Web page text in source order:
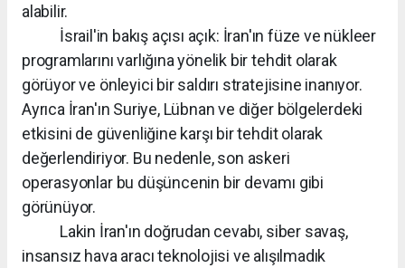
alabilir.
İsrail'in bakış açısı açık: İran'ın füze ve nükleer
programlarını varlığına yönelik bir tehdit olarak
görüyor ve önleyici bir saldırı stratejisine inanıyor.
Ayrıca İran'ın Suriye, Lübnan ve diğer bölgelerdeki
etkisini de güvenliğine karşı bir tehdit olarak
değerlendiriyor. Bu nedenle, son askeri
operasyonlar bu düşüncenin bir devamı gibi
görünüyor.
Lakin İran'ın doğrudan cevabı, siber savaş,
insansız hava aracı teknolojisi ve alışılmadık